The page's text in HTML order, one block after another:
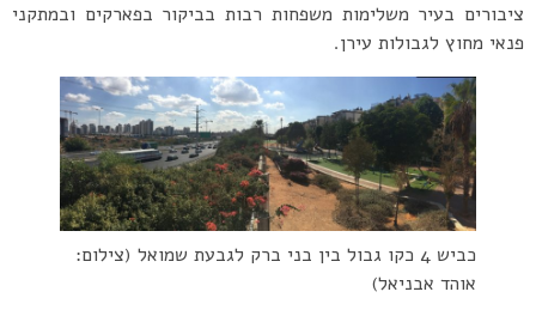
ציבורים בעיר משלימות משפחות רבות בביקור בפארקים ובמתקני
פנאי מחוץ לגבולות עירן.
כביש 4 כקו גבול בין בני ברק לגבעת שמואל (צילום:
אוהד אבניאל)